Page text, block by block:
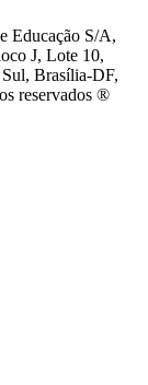
Educação S/A,
J, Lote 10,
Brasília-DF,
reservados ®